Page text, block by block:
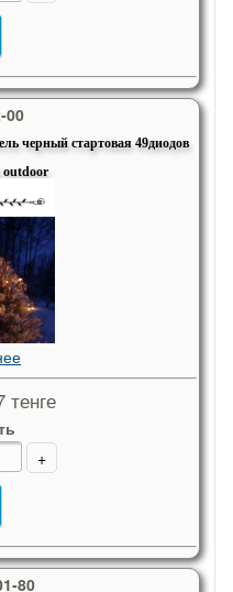
00
черный стартовая 49диодов
outdoor
тенге
+
80